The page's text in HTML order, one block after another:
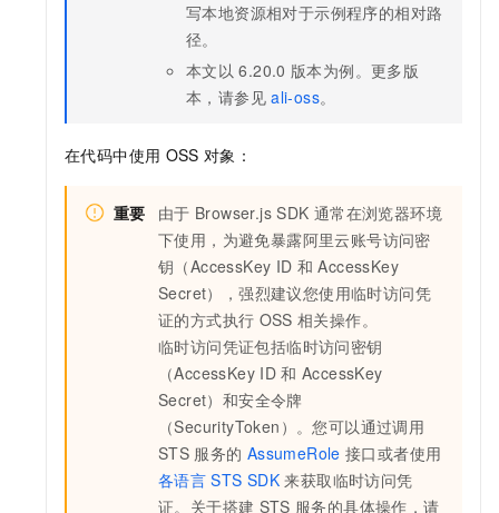
写本地资源相对于示例程序的相对路
径。
本文以 6.20.0 版本为例。更多版
本，请参见 ali-oss。
在代码中使用 OSS 对象：
重要 由于 Browser.js SDK 通常在浏览器环境
下使用，为避免暴露阿里云账号访问密
钥（AccessKey ID 和 AccessKey
Secret），强烈建议您使用临时访问凭
证的方式执行 OSS 相关操作。
临时访问凭证包括临时访问密钥
（AccessKey ID 和 AccessKey
Secret）和安全令牌
（SecurityToken）。您可以通过调用
STS 服务的 AssumeRole 接口或者使用
各语言 STS SDK 来获取临时访问凭
证。关于搭建 STS 服务的具体操作，请